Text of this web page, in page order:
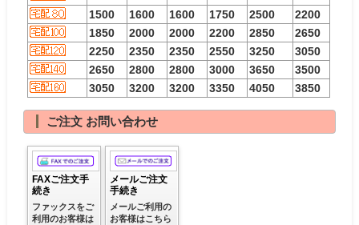
1500
1600 1600 1750 2500
2200
1850
2000 2000 2200 2850
2650
2250
2350 2350 2550 3250
3050
2650
2800 2800 3000 3650
3500
3050
3200 3200 3350 4050 3850
ご注文 お問い合わせ
FAXご注文手
続き
ファックスをご
利用のお客様は
メールご注文
手続き
メールご利用の
お客様はこちら